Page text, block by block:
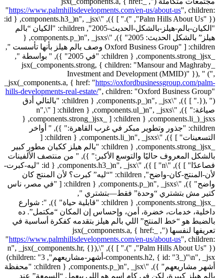
"https://www.palmhillsdevelopments.com/en-us/about-us", children:
"Palm Hills About Us" }), ")." ] }), "\n", _jsx(_components.h3, { id:
"الكيان-بالم-هيلز-بالشكل-الحديث-2005", children: "الكيان “بالم
هيلز” بالشكل الحديث: 2005" }), "\n", _jsxs(_components.p, {
children: [ "Oxford Business Group وصف بالم هيلز بأنها تأسست ",
_jsx(_components.strong, { children: "في 2005" }), " بواسطة ",
_jsx(_components.strong, { children: "Mansour and Maghraby
Investment and Development (MMID)" }), " (",
_jsx(_components.a, { href: "https://oxfordbusinessgroup.com/palm-
hills-developments-real-estate/", children: "Oxford Business Group"
}), ")." ] }), "\n", _jsx(_components.p, { children: "بالتالي أدق
صياغة:" }), "\n", _jsxs(_components.ul, { children: [ "\n",
_jsxs(_components.li, { children: [ _jsx(_components.strong, {
children: "جذور وتطوير مبكر في غرب القاهرة:" }), " أواخر
التسعينات" ] }), "\n", _jsxs(_components.li, { children: [
_jsx(_components.strong, { children: "بالم هيلز ككيان مطور كبير
بالشكل المعروف حاليًا والتوسع الأكبر:" }), " من منتصف الألفينات
فصاعدًا" ] }), "\n" ] }), "\n", _jsx(_components.h3, { id: "ليه-كبرت-
لأن-المنتج-كان-واضح", children: "“ليه” كبرت؟ لأن المنتج كان
واضح" }), "\n", _jsxs(_components.p, { children: [ "في مصر، ناس
كتير مش بتشتري “وحدة” فقط—بتشتري ",
_jsx(_components.strong, { children: "قابلية حياة" }), ": شوارع
داخلية، خدمات، خضرة، أمن، وإحساس إن المكان “مكتمل”. ده
بالضبط هو “خط المنتج” اللي بالم هيلز بتقدمه كفكرة أساسية في
تعريفها لنفسها (", _jsx(_components.a, { href:
"https://www.palmhillsdevelopments.com/en-us/about-us", children:
"Palm Hills About Us" }), ")." ] }), "\n", _jsx(_components.hr, {}),
"\n", _jsx(_components.h2, { id: "3-أشهر-مشاريعهم", children: "3)
أشهر مشاريعهم" }), "\n", _jsx(_components.p, { children: "محفظة
بالم هيلز كبيرة، لكن في كام اسم هو اللي بيعمل “السمعة” عند